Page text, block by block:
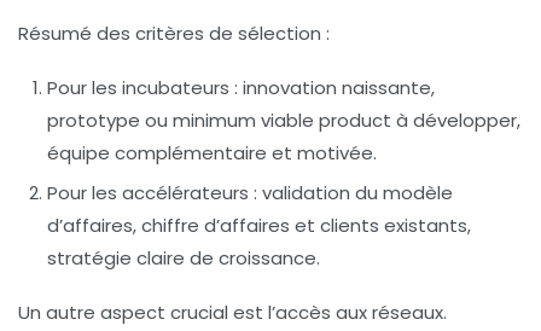
Résumé des critères de sélection :
Pour les incubateurs : innovation naissante,
prototype ou minimum viable product à développer,
équipe complémentaire et motivée.
Pour les accélérateurs : validation du modèle
d’affaires, chiffre d’affaires et clients existants,
stratégie claire de croissance.
Un autre aspect crucial est l’accès aux réseaux.